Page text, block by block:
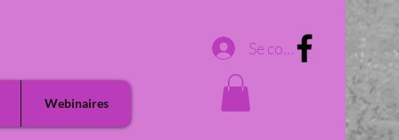
Webinaires
Se connecter